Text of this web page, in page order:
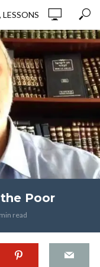
Poor
read